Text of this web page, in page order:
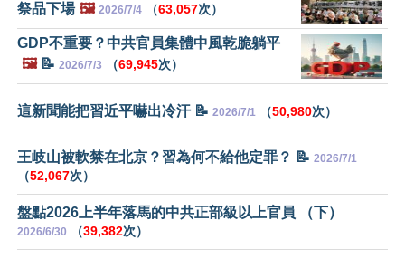
祭品下場 🖼️ 2026/7/4 （63,057次）
GDP不重要？中共官員集體中風乾脆躺平
🖼️📝 2026/7/3 （69,945次）
這新聞能把習近平嚇出冷汗 📝 2026/7/1 （50,980次）
王岐山被軟禁在北京？習為何不給他定罪？ 📝 2026/7/1
（52,067次）
盤點2026上半年落馬的中共正部級以上官員 （下）
2026/6/30 （39,382次）